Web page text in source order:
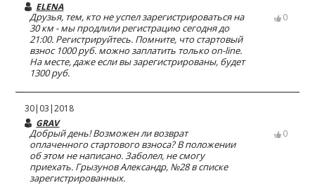
ELENA
Друзья, тем, кто не успел зарегистрироваться на
30 км - мы продлили регистрацию сегодня до
21:00. Регистрируйтесь. Помните, что стартовый
взнос 1000 руб. можно заплатить только on-line.
На месте, даже если вы зарегистрированы, будет
1300 руб.
0
30|03|2018
GRAV
Добрый день! Возможен ли возврат
оплаченного стартового взноса? В положении
об этом не написано. Заболел, не смогу
приехать. Грызунов Александр, №28 в списке
зарегистрированных.
0